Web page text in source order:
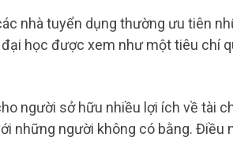
nhà tuyển dụng thường ưu tiên
học được xem như một tiêu chí
người sở hữu nhiều lợi ích về tài
những người không có bằng. Điều